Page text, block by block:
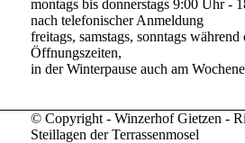
montags bis donnerstags 9:00 Uhr -
nach telefonischer Anmeldung
freitags, samstags, sonntags
Öffnungszeiten,
in der Winterpause auch am
© Copyright - Winzerhof Gietzen -
Steillagen der Terrassenmosel